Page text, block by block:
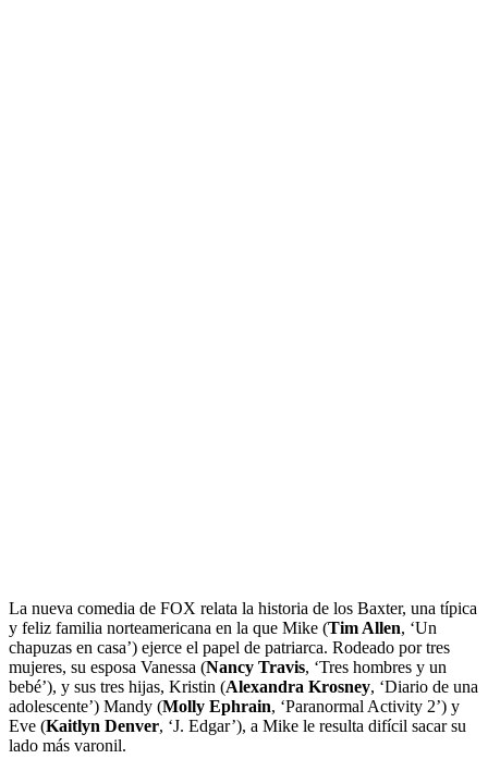
La nueva comedia de FOX relata la historia de los Baxter, una típica
y feliz familia norteamericana en la que Mike (Tim Allen, ‘Un
chapuzas en casa’) ejerce el papel de patriarca. Rodeado por tres
mujeres, su esposa Vanessa (Nancy Travis, ‘Tres hombres y un
bebé’), y sus tres hijas, Kristin (Alexandra Krosney, ‘Diario de una
adolescente’) Mandy (Molly Ephrain, ‘Paranormal Activity 2’) y
Eve (Kaitlyn Denver, ‘J. Edgar’), a Mike le resulta difícil sacar su
lado más varonil.